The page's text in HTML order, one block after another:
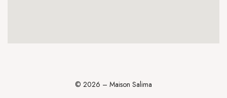
© 2026 – Maison Salima